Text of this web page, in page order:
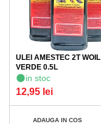
ULEI AMESTEC 2T WOIL
VERDE 0.5L
in stoc
12,95 lei
ADAUGA IN COS